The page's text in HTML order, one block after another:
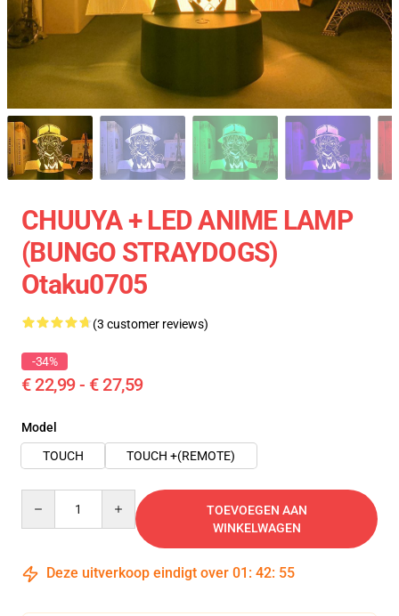
CHUUYA + LED ANIME LAMP
(BUNGO STRAYDOGS)
Otaku0705
(3 customer reviews)
-34%
€ 22,99 - € 27,59
Model
TOUCH
TOUCH +(REMOTE)
TOEVOEGEN AAN
WINKELWAGEN
Deze uitverkoop eindigt over 01 : 42: 54